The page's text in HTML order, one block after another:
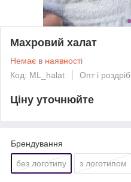
Махровий халат
Немає в наявності
Код: ML_halat
Опт і роздріб
Ціну уточнюйте
Брендування
без логотипу з логотипом